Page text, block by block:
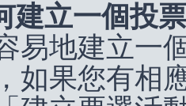
建立一個投
易地建立一
如果您有相